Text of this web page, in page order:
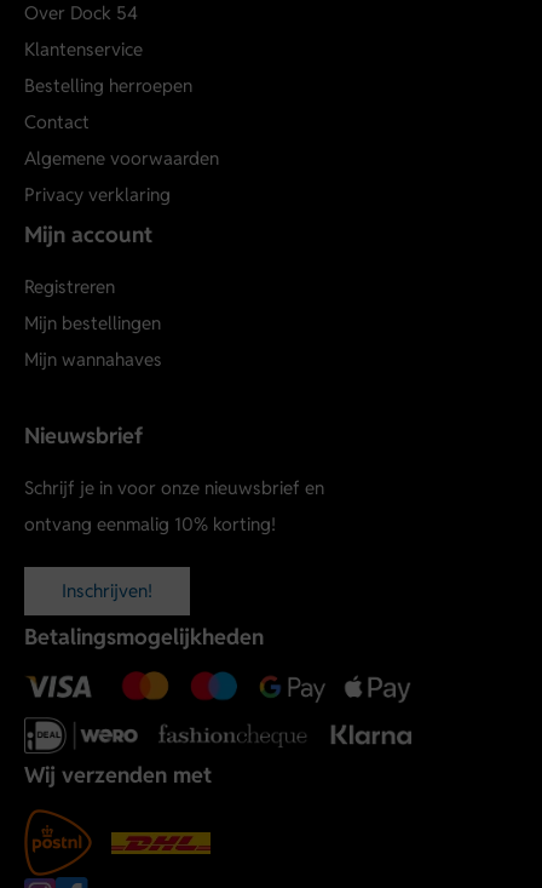
Over Dock 54
Klantenservice
Bestelling herroepen
Contact
Algemene voorwaarden
Privacy verklaring
Mijn account
Registreren
Mijn bestellingen
Mijn wannahaves
Nieuwsbrief
Schrijf je in voor onze nieuwsbrief en
ontvang eenmalig 10% korting!
Inschrijven!
Betalingsmogelijkheden
Wij verzenden met